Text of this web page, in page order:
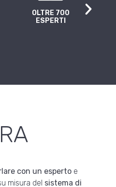
OLTRE 700
ESPERTI
con un esperto e
misura del sistema di